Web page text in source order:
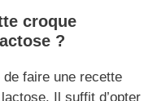
croque
?
faire une recette
Il suffit d’opter